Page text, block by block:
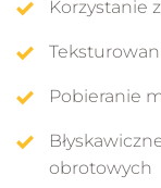
Korzystanie
Pobieranie
obrotowych